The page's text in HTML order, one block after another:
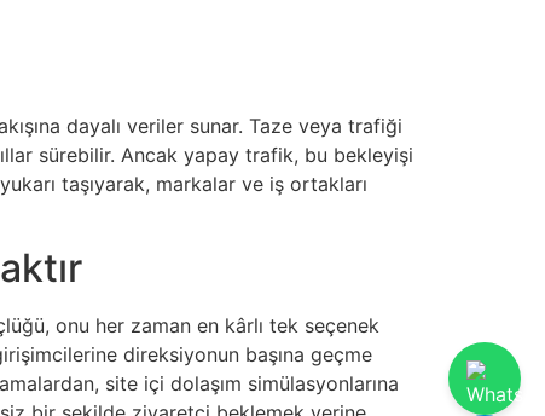
dayalı veriler sunar. Taze veya trafiği
sürebilir. Ancak yapay trafik, bu bekleyişi
taşıyarak, markalar ve iş ortakları
onu her zaman en kârlı tek seçenek
direksiyonun başına geçme
site içi dolaşım simülasyonlarına